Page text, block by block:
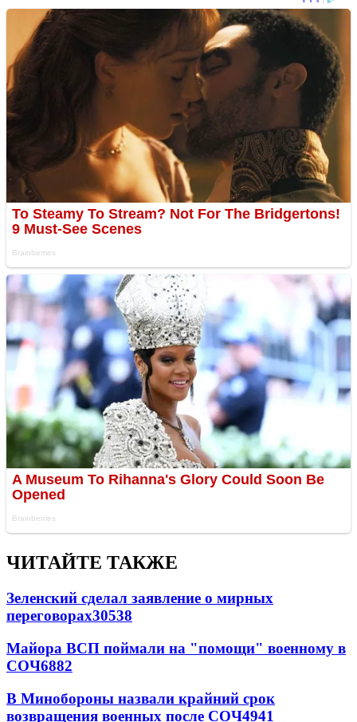
ЧИТАЙТЕ ТАКЖЕ
Зеленский сделал заявление о мирных
переговорах30538
Майора ВСП поймали на "помощи" военному в
СОЧ6882
В Минобороны назвали крайний срок
возвращения военных после СОЧ4941